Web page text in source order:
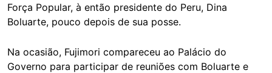
Força Popular, à então presidente do Peru, Dina
Boluarte, pouco depois de sua posse.
Na ocasião, Fujimori compareceu ao Palácio do
Governo para participar de reuniões com Boluarte e